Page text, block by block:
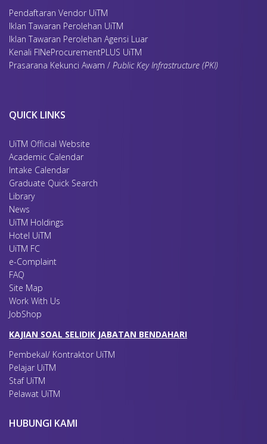
Pendaftaran Vendor UiTM
Iklan Tawaran Perolehan UiTM
Iklan Tawaran Perolehan Agensi Luar
Kenali FINeProcurementPLUS UiTM
Prasarana Kekunci Awam / Public Key Infrastructure (PKI)
QUICK LINKS
UiTM Official Website
Academic Calendar
Intake Calendar
Graduate Quick Search
Library
News
UiTM Holdings
Hotel UiTM
UiTM FC
e-Complaint
FAQ
Site Map
Work With Us
JobShop
KAJIAN SOAL SELIDIK JABATAN BENDAHARI
Pembekal/ Kontraktor UiTM
Pelajar UiTM
Staf UiTM
Pelawat UiTM
HUBUNGI KAMI